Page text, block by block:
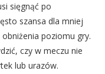
sięgnąć po
szansa dla mniej
poziomu gry.
czy w meczu nie
lub urazów.